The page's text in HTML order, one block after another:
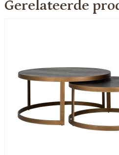
Gerelateerde